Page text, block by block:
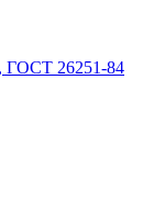
26251-84